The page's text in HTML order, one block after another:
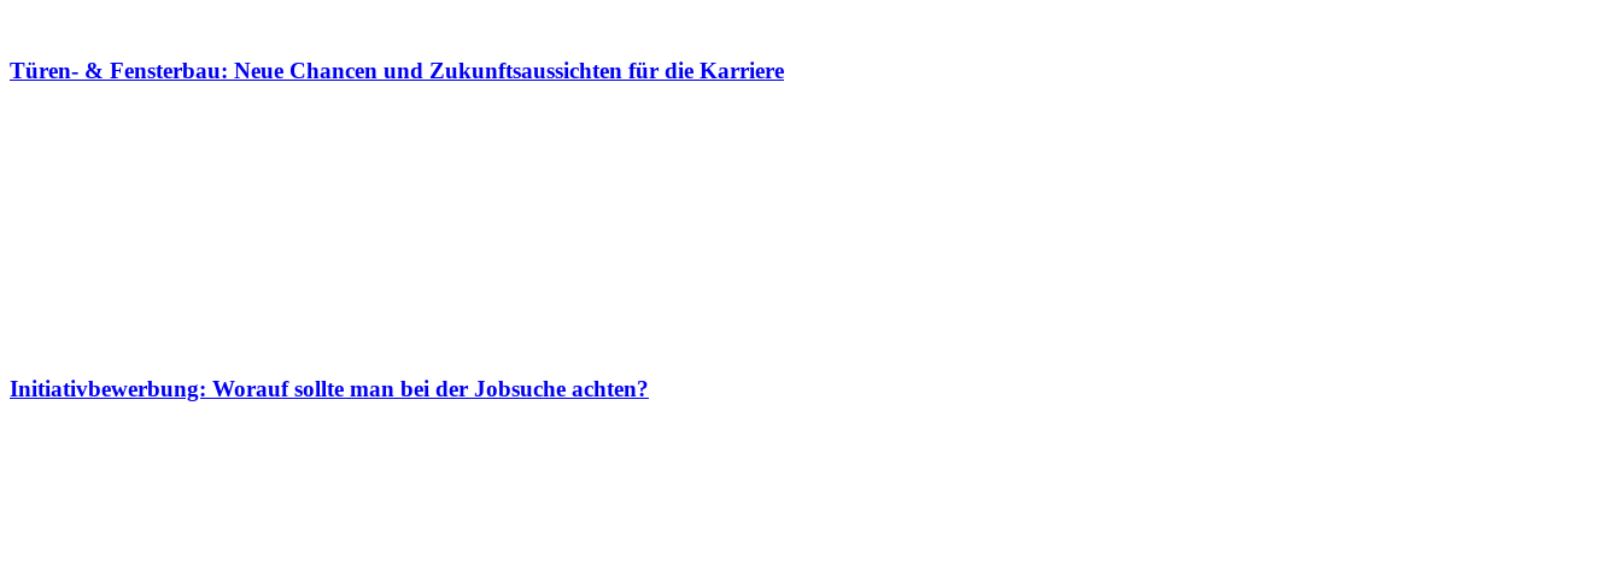
Türen- & Fensterbau: Neue Chancen und Zukunftsaussichten für die Karriere
Initiativbewerbung: Worauf sollte man bei der Jobsuche achten?